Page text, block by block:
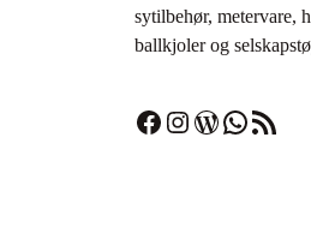
sytilbehør, metervare,
ballkjoler og
Facebook Instagram WordPress WhatsApp RSS-strøm